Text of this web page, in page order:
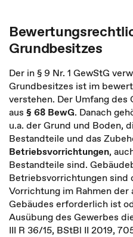
Grundbesitzes
Der in § 9 Nr. 1 GewStG
Grundbesitzes ist im
verstehen. Der Umfang
aus § 68 BewG. Danach
u.a. der Grund und Boden,
Bestandteile und das
Betriebsvorrichtungen,
Bestandteile sind.
Betriebsvorrichtungen sind
Vorrichtung im Rahmen
Gebäudes erforderlich ist
Ausübung des Gewerbes
III R 36/15, BStBl II 2019,